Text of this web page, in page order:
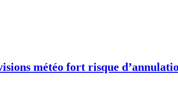
météo fort risque